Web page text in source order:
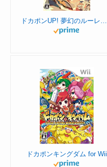
ドカポンキングダム for Wii